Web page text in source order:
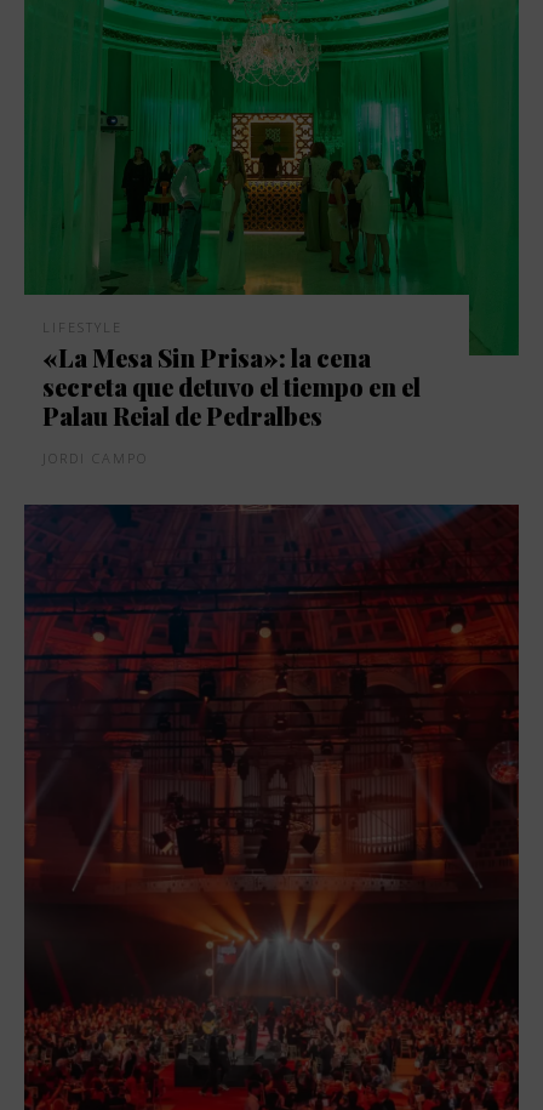
LIFESTYLE
«La Mesa Sin Prisa»: la cena
secreta que detuvo el tiempo en el
Palau Reial de Pedralbes
JORDI CAMPO